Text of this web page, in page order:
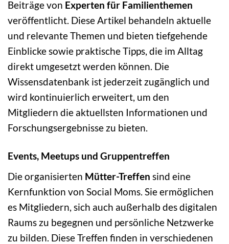
Beiträge von Experten für Familienthemen
veröffentlicht. Diese Artikel behandeln aktuelle
und relevante Themen und bieten tiefgehende
Einblicke sowie praktische Tipps, die im Alltag
direkt umgesetzt werden können. Die
Wissensdatenbank ist jederzeit zugänglich und
wird kontinuierlich erweitert, um den
Mitgliedern die aktuellsten Informationen und
Forschungsergebnisse zu bieten.
Events, Meetups und Gruppentreffen
Die organisierten Mütter-Treffen sind eine
Kernfunktion von Social Moms. Sie ermöglichen
es Mitgliedern, sich auch außerhalb des digitalen
Raums zu begegnen und persönliche Netzwerke
zu bilden. Diese Treffen finden in verschiedenen